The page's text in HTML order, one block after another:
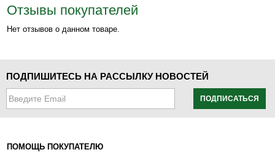
Отзывы покупателей
Нет отзывов о данном товаре.
ПОДПИШИТЕСЬ НА РАССЫЛКУ НОВОСТЕЙ
ПОДПИСАТЬСЯ
ПОМОЩЬ ПОКУПАТЕЛЮ